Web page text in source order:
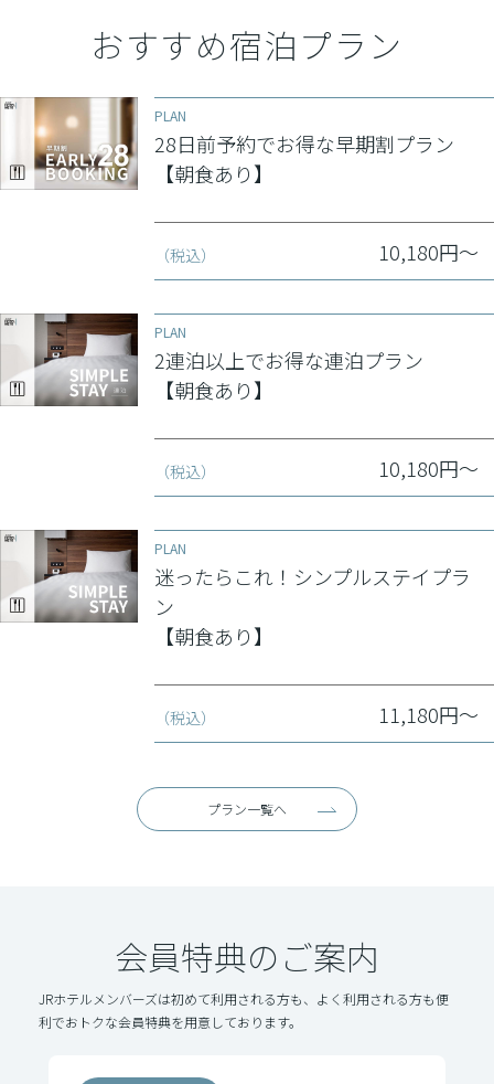
おすすめ宿泊プラン
PLAN
28日前予約でお得な早期割プラン
【朝食あり】
（税込） 10,180円～
PLAN
2連泊以上でお得な連泊プラン
【朝食あり】
（税込） 10,180円～
PLAN
迷ったらこれ！シンプルステイプラ
ン
【朝食あり】
（税込） 11,180円～
プラン一覧へ
会員特典のご案内
JRホテルメンバーズは初めて利用される方も、よく利用される方も便
利でおトクな会員特典を用意しております。